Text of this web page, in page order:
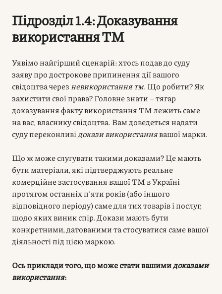
Підрозділ 1.4: Доказування
використання ТМ
Уявімо найгірший сценарій: хтось подав до суду
заяву про дострокове припинення дії вашого
свідоцтва через невикористання тм. Що робити? Як
захистити свої права? Головне знати – тягар
доказування факту використання ТМ лежить саме
на вас, власнику свідоцтва. Вам доведеться надати
суду переконливі докази використаннявашої марки.
Що ж може слугувати такими доказами? Це мають
бути матеріали, які підтверджують реальне
комерційне застосування вашої ТМ в Україні
протягом останніх п’яти років (або іншого
відповідного періоду) саме для тих товарів і послуг,
щодо яких виник спір. Докази мають бути
конкретними, датованими та стосуватися саме вашої
діяльності під цією маркою.
Ось приклади того, що може стати вашимидоказами
використання: